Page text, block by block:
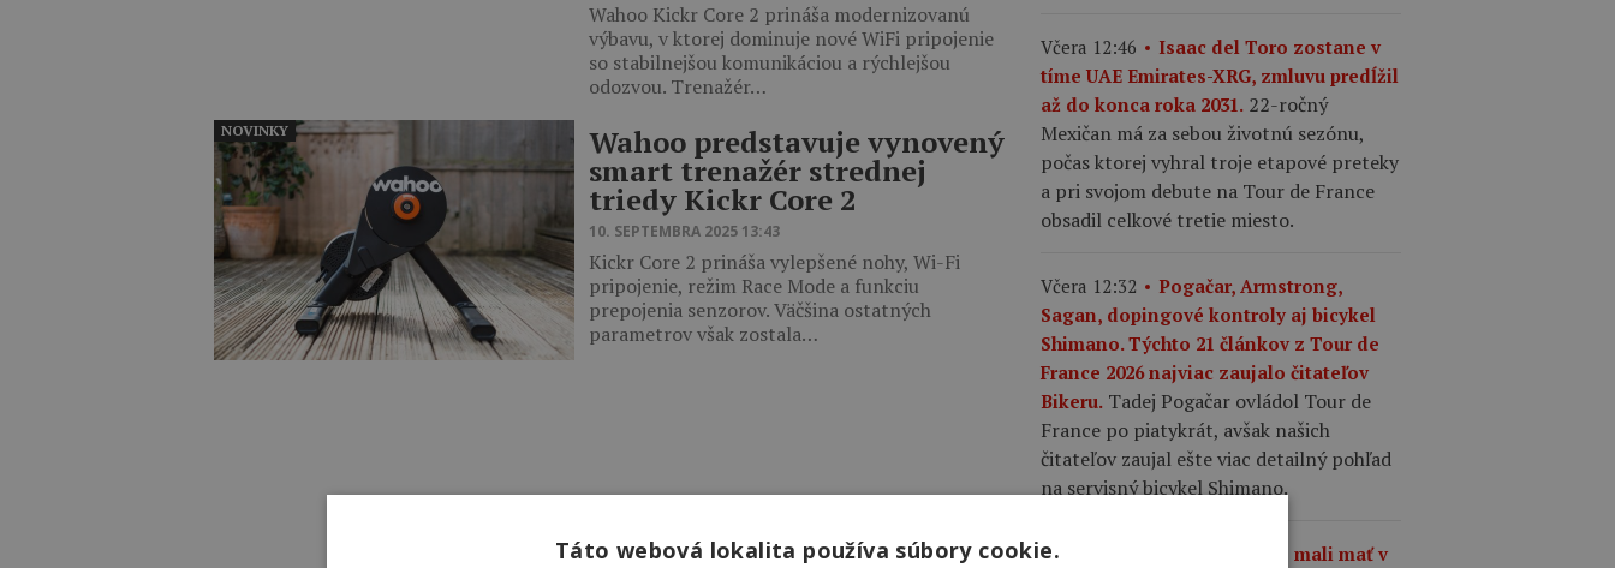
Wahoo Kickr Core 2 prináša modernizovanú
výbavu, v ktorej dominuje nové WiFi pripojenie
so stabilnejšou komunikáciou a rýchlejšou
odozvou. Trenažér…
Wahoo predstavuje vynovený
smart trenažér strednej
triedy Kickr Core 2
10. SEPTEMBRA 2025 13:43
Kickr Core 2 prináša vylepšené nohy, Wi-Fi
pripojenie, režim Race Mode a funkciu
prepojenia senzorov. Väčšina ostatných
parametrov však zostala…
NOVINKY
Včera 12:46
Isaac del Toro zostane v
tíme UAE Emirates-XRG, zmluvu predĺžil
až do konca roka 2031. 22-ročný
Mexičan má za sebou životnú sezónu,
počas ktorej vyhral troje etapové preteky
a pri svojom debute na Tour de France
obsadil celkové tretie miesto.
Včera 12:32
Pogačar, Armstrong,
Sagan, dopingové kontroly aj bicykel
Shimano. Týchto 21 článkov z Tour de
France 2026 najviac zaujalo čitateľov
Bikeru. Tadej Pogačar ovládol Tour de
France po piatykrát, avšak našich
čitateľov zaujal ešte viac detailný pohľad
na servisný bicykel Shimano.
Včera 10:01
Aký tlak by ste mali mať v
Táto webová lokalita používa súbory cookie.